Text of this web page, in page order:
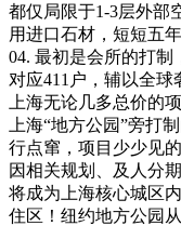
都仅局限于1-3层外部
用进口石材，短短五
04. 最初是会所的打制
对应411户，辅以全
上海无论几多总价的
上海“地方公园”旁打
行点窜，项目少少见
因相关规划、及人分
将成为上海核心城区
住区！纽约地方公园